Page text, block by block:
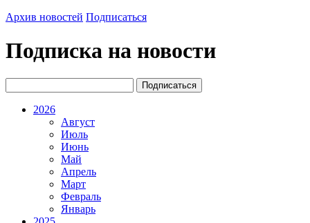
Архив новостей Подписаться
Подписка на новости
2026
Август
Июль
Июнь
Май
Апрель
Март
Февраль
Январь